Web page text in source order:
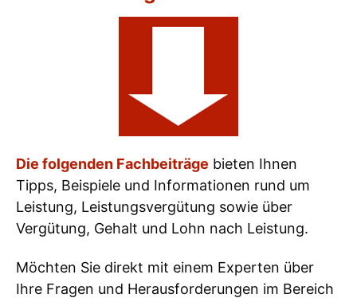
Die folgenden Fachbeiträge bieten Ihnen
Tipps, Beispiele und Informationen rund um
Leistung, Leistungsvergütung sowie über
Vergütung, Gehalt und Lohn nach Leistung.
Möchten Sie direkt mit einem Experten über
Ihre Fragen und Herausforderungen im Bereich